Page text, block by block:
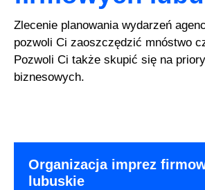
Zlecenie planowania wydarzeń
pozwoli Ci zaoszczędzić mnóstwo
Pozwoli Ci także skupić się na
biznesowych.
Organizacja imprez
lubuskie